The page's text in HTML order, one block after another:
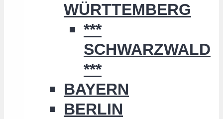
WÜRTTEMBERG
***
SCHWARZWALD
***
BAYERN
BERLIN